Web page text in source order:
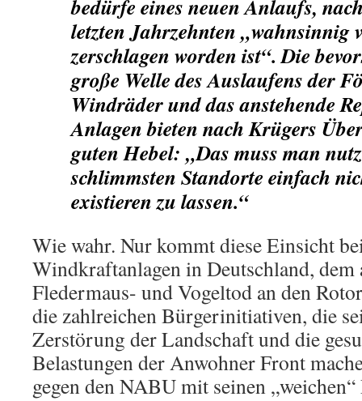
bedürfe eines neuen Anlaufs,
letzten Jahrzehnten „wahnsinnig
zerschlagen worden ist“. Die
große Welle des Auslaufens der
Windräder und das anstehende
Anlagen bieten nach Krügers
guten Hebel: „Das muss man
schlimmsten Standorte einfach
existieren zu lassen.“
Wie wahr. Nur kommt diese Einsicht
Windkraftanlagen in Deutschland, dem
Fledermaus- und Vogeltod an den
die zahlreichen Bürgerinitiativen, die
Zerstörung der Landschaft und die
Belastungen der Anwohner Front
gegen den NABU mit seinen